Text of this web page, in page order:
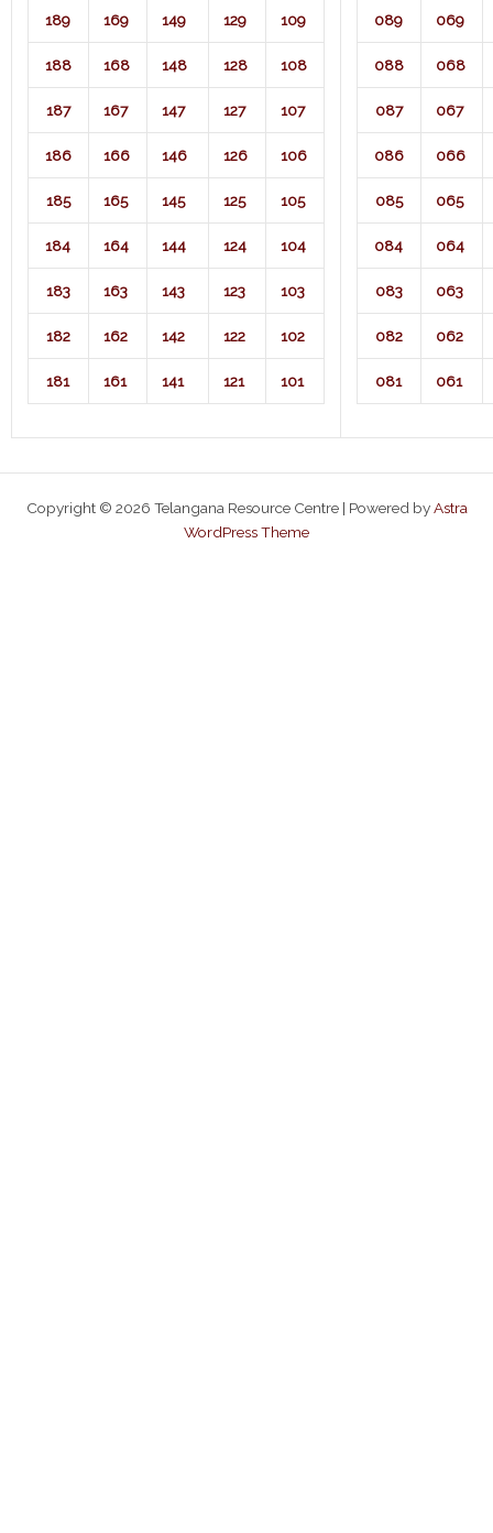
189 169 149 129 109
188 168 148 128 108
187 167 147 127 107
186 166 146 126 106
185 165 145 125 105
184 164 144 124 104
183 163 143 123 103
182 162 142 122 102
181 161 141 121 101
089 069
088 068
087 067
086 066
085 065
084 064
083 063
082 062
081 061
Copyright © 2026 Telangana Resource Centre | Powered byAstra
WordPress Theme